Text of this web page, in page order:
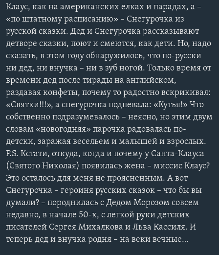
СОЦИАЛЬНЫЕ СЕТИ
Языки
Клаус, как на американских елках и парадах, а –
«по штатному расписанию» – Снегурочка из
русской сказки. Дед и Снегурочка рассказывают
детворе сказки, поют и смеются, как дети. Но, надо
сказать, в этом году обнаружилось, что по-русски
ни дед, ни внучка – ни в зуб ногой. Только время от
времени дед после тирады на английском,
раздавая конфеты, почему то радостно вскрикивал:
«Святки!!!», а снегурочка подпевала: «Кутья!» Что
собственно подразумевалось – неясно, но этим двум
словам «новогодняя» парочка радовалась по-
детски, заражая весельем и малышей и взрослых.
P.S. Кстати, откуда, когда и почему у Санта-Клауса
(Святого Николая) появилась жена – миссис Клаус?
Это осталось для меня не проясненным. А вот
Снегурочка – героиня русских сказок – что бы вы
думали? – породнилась с Дедом Морозом совсем
недавно, в начале 50-х, с легкой руки детских
писателей Сергея Михалкова и Льва Кассиля. И
теперь дед и внучка родня – на веки вечные…